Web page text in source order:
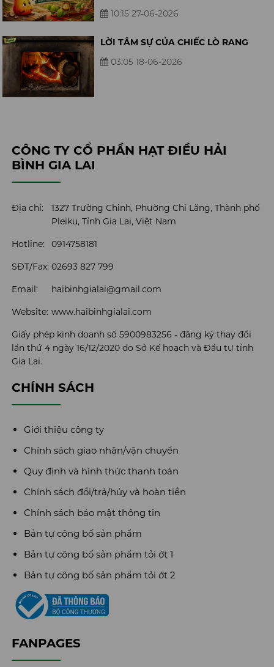
10:15 27-06-2026
LỜI TÂM SỰ CỦA CHIẾC LÒ RANG
03:05 18-06-2026
CÔNG TY CỔ PHẦN HẠT ĐIỀU HẢI
BÌNH GIA LAI
Địa chỉ:
1327 Trường Chinh, Phường Chi Lăng, Thành phố
Pleiku, Tỉnh Gia Lai, Việt Nam
Hotline: 0914758181
SĐT/Fax: 02693 827 799
Email: haibinhgialai@gmail.com
Website: www.haibinhgialai.com
Giấy phép kinh doanh số 5900983256 - đăng ký thay đổi
lần thứ 4 ngày 16/12/2020 do Sở Kế hoạch và Đầu tư tỉnh
Gia Lai.
CHÍNH SÁCH
Giới thiệu công ty
Chính sách giao nhận/vận chuyển
Quy định và hình thức thanh toán
Chính sách đổi/trả/hủy và hoàn tiền
Chính sách bảo mật thông tin
Bản tự công bố sản phẩm
Bản tự công bố sản phẩm tỏi ớt 1
Bản tự công bố sản phẩm tỏi ớt 2
FANPAGES